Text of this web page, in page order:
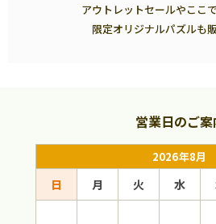
アウトレットセールやここ
限定オリジナルパズルも
営業日のご案
2026年8月
日 月 火 水